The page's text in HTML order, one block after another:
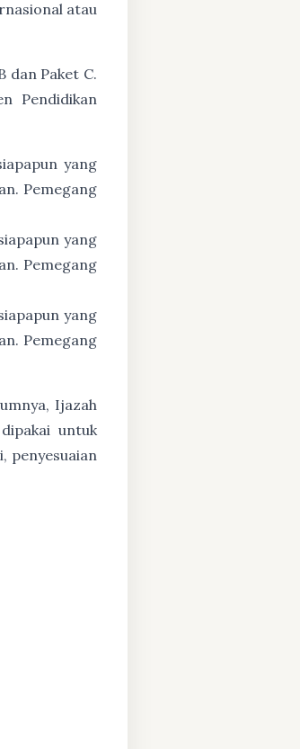
atau
dan Paket C.
Pendidikan
yang
Pemegang
yang
Pemegang
yang
Pemegang
Ijazah
untuk
penyesuaian